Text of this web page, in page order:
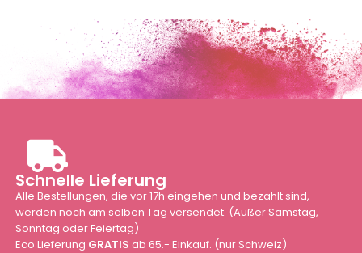
Schnelle Lieferung
Alle Bestellungen, die vor 17h eingehen und bezahlt sind,
werden noch am selben Tag versendet. (Außer Samstag,
Sonntag oder Feiertag)
Eco Lieferung GRATIS ab 65.- Einkauf. (nur Schweiz)